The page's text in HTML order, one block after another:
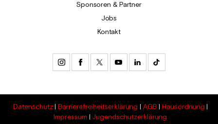
Sponsoren & Partner
Jobs
Kontakt
Datenschutz Barrierefreiheitserklärung AGB
Hausordnung
Impressum
Jugendschutzerklärung